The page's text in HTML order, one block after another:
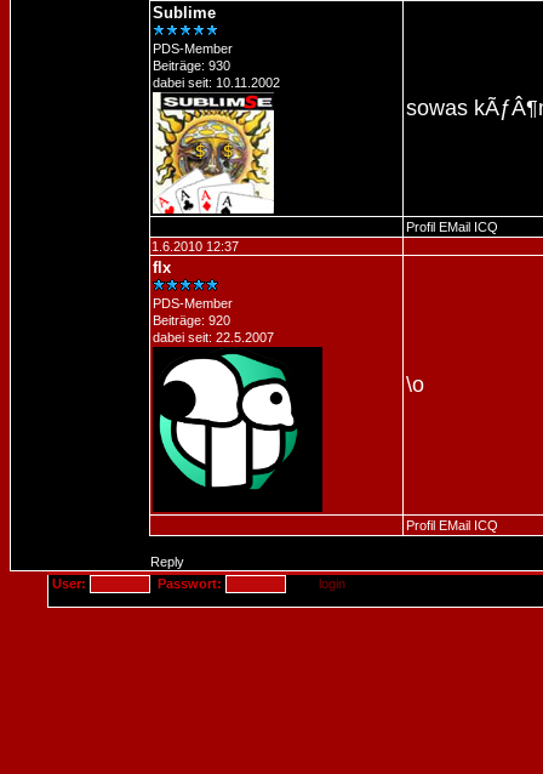
Sublime
PDS-Member
Beiträge: 930
dabei seit: 10.11.2002
sowas
Profil EMail ICQ
1.6.2010 12:37
flx
PDS-Member
Beiträge: 920
dabei seit: 22.5.2007
\o
Profil EMail ICQ
Reply
User:
Passwort: